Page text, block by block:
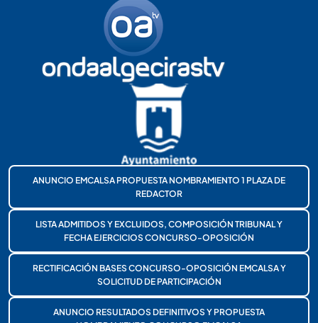
ANUNCIO EMCALSA PROPUESTA NOMBRAMIENTO 1 PLAZA DE
REDACTOR
LISTA ADMITIDOS Y EXCLUIDOS, COMPOSICIÓN TRIBUNAL Y
FECHA EJERCICIOS CONCURSO-OPOSICIÓN
RECTIFICACIÓN BASES CONCURSO-OPOSICIÓN EMCALSA Y
SOLICITUD DE PARTICIPACIÓN
ANUNCIO RESULTADOS DEFINITIVOS Y PROPUESTA